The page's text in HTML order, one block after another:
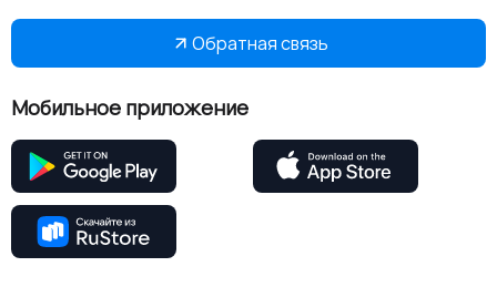
Обратная связь
Мобильное приложение